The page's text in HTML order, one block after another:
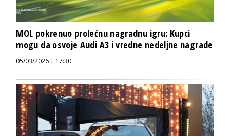
MOL pokrenuo prolećnu nagradnu igru: Kupci
mogu da osvoje Audi A3 i vredne nedeljne nagrade
05/03/2026 | 17:30